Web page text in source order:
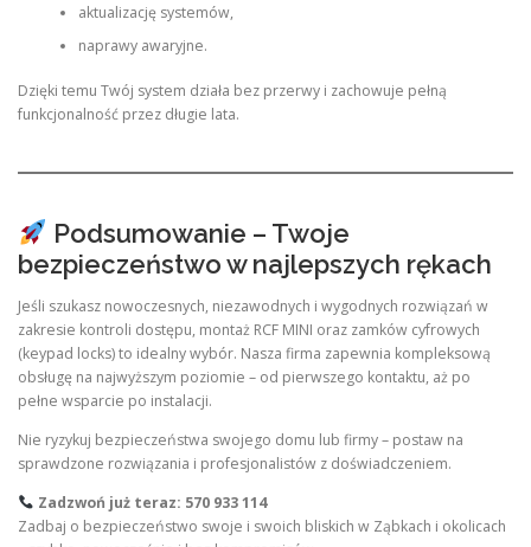
aktualizację systemów,
naprawy awaryjne.
Dzięki temu Twój system działa bez przerwy i zachowuje pełną
funkcjonalność przez długie lata.
Podsumowanie – Twoje
bezpieczeństwo w najlepszych rękach
Jeśli szukasz nowoczesnych, niezawodnych i wygodnych rozwiązań w
zakresie kontroli dostępu, montaż RCF MINI oraz zamków cyfrowych
(keypad locks) to idealny wybór. Nasza firma zapewnia kompleksową
obsługę na najwyższym poziomie – od pierwszego kontaktu, aż po
pełne wsparcie po instalacji.
Nie ryzykuj bezpieczeństwa swojego domu lub firmy – postaw na
sprawdzone rozwiązania i profesjonalistów z doświadczeniem.
Zadzwoń już teraz: 570 933 114
Zadbaj o bezpieczeństwo swoje i swoich bliskich w Ząbkach i okolicach